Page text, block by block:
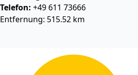
Telefon: +49 611 73666
Entfernung: 515.52 km